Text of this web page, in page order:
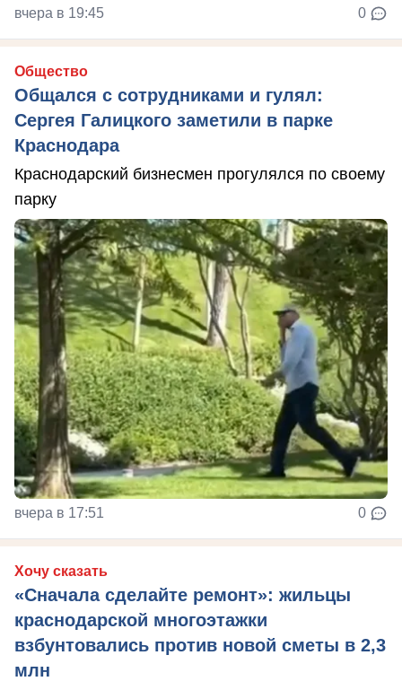
вчера в 19:45 0
Общество
Общался с сотрудниками и гулял:
Сергея Галицкого заметили в парке
Краснодара
Краснодарский бизнесмен прогулялся по своему
парку
вчера в 17:51 0
Хочу сказать
«Сначала сделайте ремонт»: жильцы
краснодарской многоэтажки
взбунтовались против новой сметы в 2,3
млн